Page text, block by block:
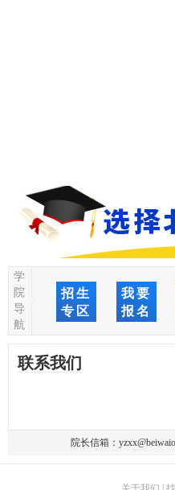
学
院
导
航
招生
专区
我要
报名
联系我们
院长信箱：